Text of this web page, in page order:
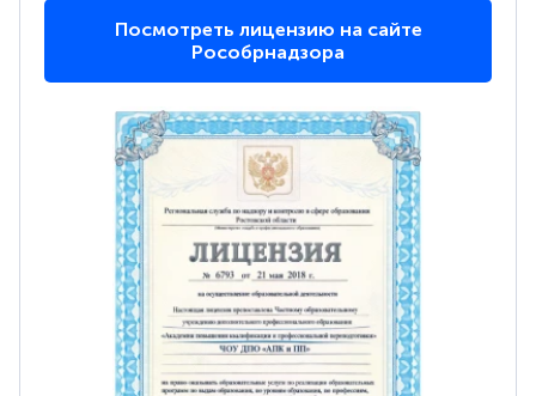
Посмотреть лицензию на сайте
Рособрнадзора